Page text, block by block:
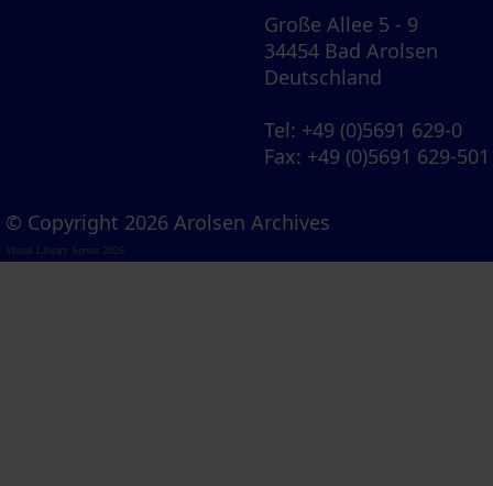
Große Allee 5 - 9
34454 Bad Arolsen
Deutschland
Tel: +49 (0)5691 629-0
Fax: +49 (0)5691 629-501
© Copyright 2026 Arolsen Archives
Visual Library Server 2026